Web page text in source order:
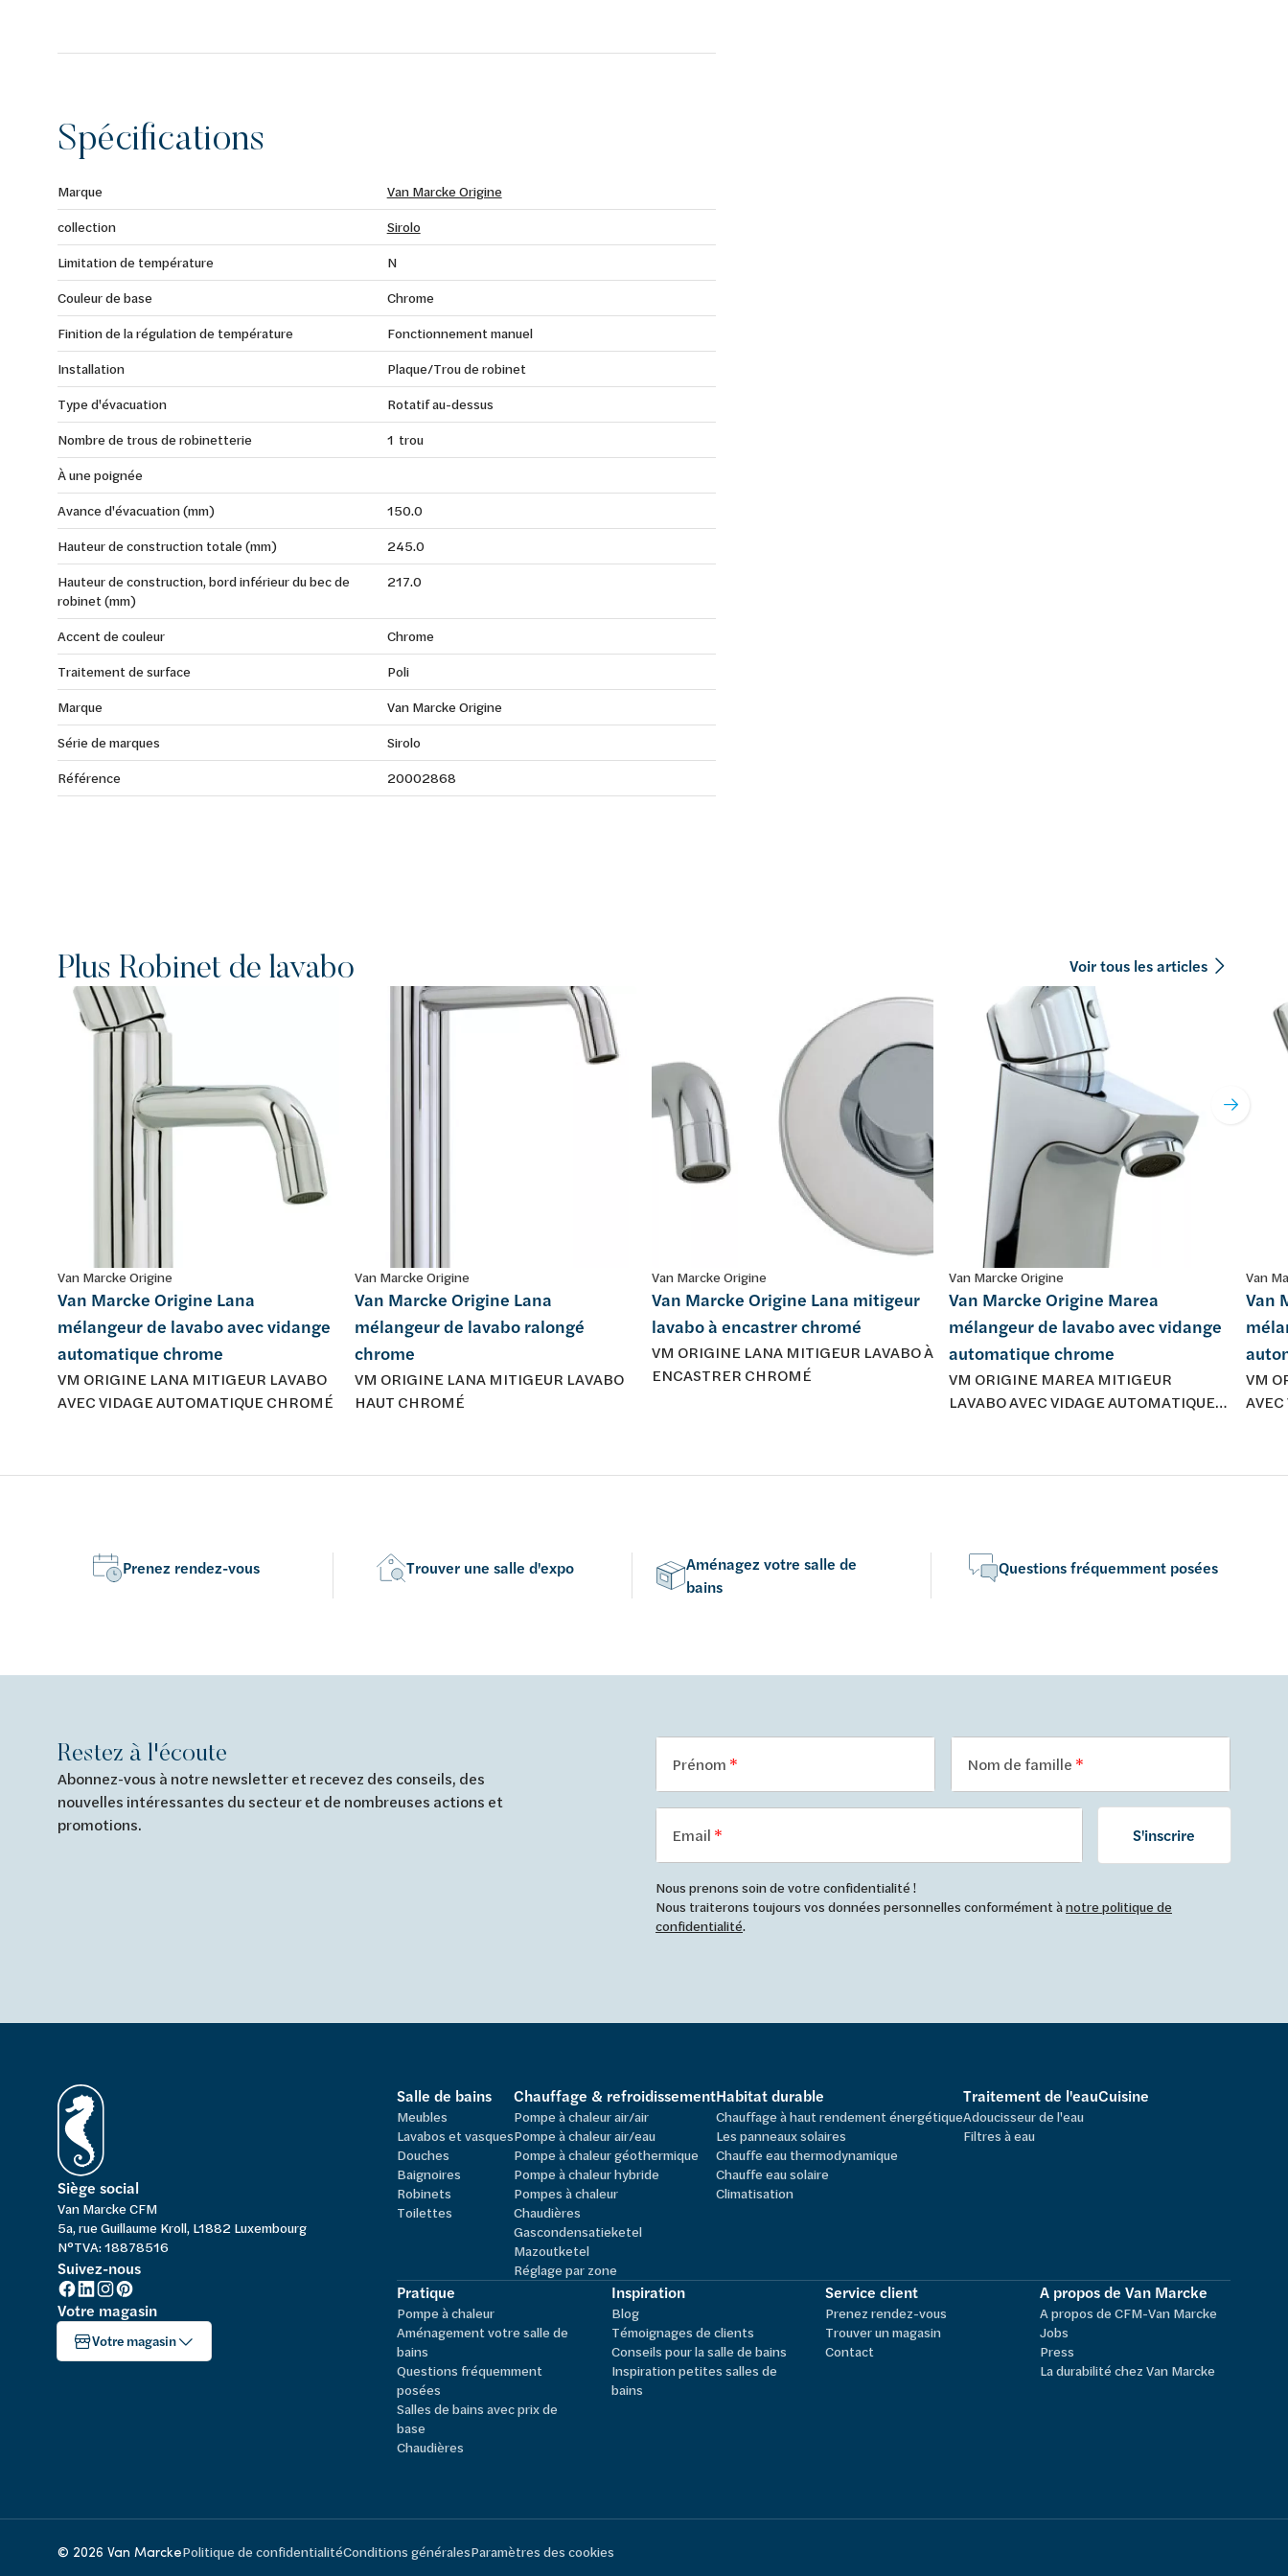
Spécifications
Marque
Van Marcke Origine
collection
Sirolo
Limitation de température
N
Couleur de base
Chrome
Finition de la régulation de température
Fonctionnement manuel
Installation
Plaque/Trou de robinet
Type d'évacuation
Rotatif au-dessus
Nombre de trous de robinetterie
1 trou
À une poignée
Avance d'évacuation (mm)
150.0
Hauteur de construction totale (mm)
245.0
Hauteur de construction, bord inférieur du bec de
robinet (mm)
217.0
Accent de couleur
Chrome
Traitement de surface
Poli
Marque
Van Marcke Origine
Série de marques
Sirolo
Référence
20002868
Plus Robinet de lavabo Voir tous les articles
Van Marcke Origine
Van Marcke Origine Lana
mélangeur de lavabo avec vidange
automatique chrome
VM ORIGINE LANA MITIGEUR LAVABO
AVEC VIDAGE AUTOMATIQUE CHROMÉ
Van Marcke Origine
Van Marcke Origine Lana
mélangeur de lavabo ralongé
chrome
VM ORIGINE LANA MITIGEUR LAVABO
HAUT CHROMÉ
Van Marcke Origine
Van Marcke Origine Lana mitigeur
lavabo à encastrer chromé
VM ORIGINE LANA MITIGEUR LAVABO À
ENCASTRER CHROMÉ
Van Marcke Origine
Van Marcke Origine Marea
mélangeur de lavabo avec vidange
automatique chrome
VM ORIGINE MAREA MITIGEUR
LAVABO AVEC VIDAGE AUTOMATIQUE
Van
Van
VM
Prenez rendez-vous Trouver une salle d'expo
Aménagez votre salle de
bains
Questions fréquemment posées
Restez à l'écoute
Abonnez-vous à notre newsletter et recevez des conseils, des
nouvelles intéressantes du secteur et de nombreuses actions et
promotions.
Prénom Nom de famille
Email S'inscrire
Nous prenons soin de votre confidentialité !
Nous traiterons toujours vos données personnelles conformément ànotre politique de
confidentialité.
Siège social
Van Marcke CFM
5a, rue Guillaume Kroll, L1882 Luxembourg
N°TVA: 18878516
Suivez-nous
Votre magasin
Votre magasin
Salle de bains
Meubles
Lavabos et vasques
Douches
Baignoires
Robinets
Toilettes
Chauffage & refroidissement
Pompe à chaleur air/air
Pompe à chaleur air/eau
Pompe à chaleur géothermique
Pompe à chaleur hybride
Pompes à chaleur
Chaudières
Gascondensatieketel
Mazoutketel
Réglage par zone
Habitat durable
Chauffage à haut rendement énergétique
Les panneaux solaires
Chauffe eau thermodynamique
Chauffe eau solaire
Climatisation
Traitement de l'eau
Adoucisseur de l'eau
Filtres à eau
Cuisine
Pratique
Pompe à chaleur
Aménagement votre salle de
bains
Questions fréquemment
posées
Salles de bains avec prix de
base
Chaudières
Inspiration
Blog
Témoignages de clients
Conseils pour la salle de bains
Inspiration petites salles de
bains
Service client
Prenez rendez-vous
Trouver un magasin
Contact
A propos de Van Marcke
A propos de CFM-Van Marcke
Jobs
Press
La durabilité chez Van Marcke
© 2026 Van MarckePolitique de confidentialitéConditions généralesParamètres des cookies